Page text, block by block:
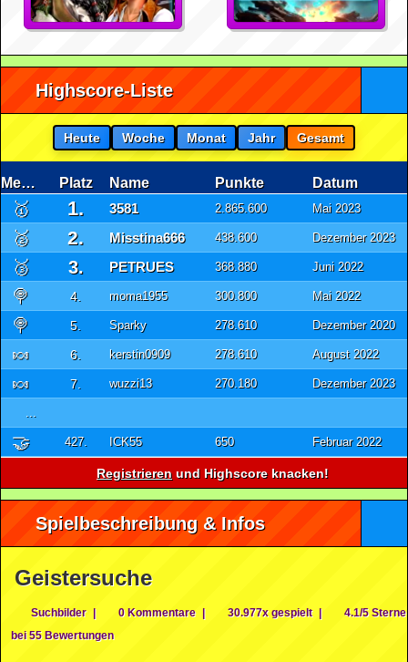
Highscore-Liste
Heute Woche Monat Jahr Gesamt
Medaille Platz Name Punkte Datum
🥇 1. 3581 2.865.600 Mai 2023
🥈 2. Misstina666 438.600 Dezember 2023
🥉 3. PETRUES 368.880 Juni 2022
🍭 4. moma1955 300.800 Mai 2022
🍭 5. Sparky 278.610 Dezember 2020
🍬 6. kerstin0909 278.610 August 2022
🍬 7. wuzzi13 270.180 Dezember 2023
...
🤝 427. ICK55 650 Februar 2022
Registrieren und Highscore knacken!
Spielbeschreibung & Infos
Geistersuche
Suchbilder | 0 Kommentare | 30.977x gespielt |
4.1/5 Sterne
bei 55 Bewertungen